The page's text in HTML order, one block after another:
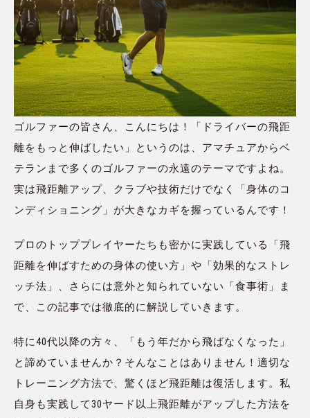
ゴルファーの皆さん、こんにちは！「ドライバーの飛距
離をもっと伸ばしたい」というのは、アマチュアからベ
テランまで多くのゴルファーの永遠のテーマですよね。
実は飛距離アップ、クラブや技術だけでなく「身体のコ
ンディショニング」が大きなカギを握っているんです！
プロのトッププレイヤーたちも密かに実践している「飛
距離を伸ばすための身体の使い方」や「効果的なストレ
ッチ法」、さらには意外と知られていない「食事術」ま
で、この記事では徹底的に解説していきます。
特に40代以降の方々、「もう年だから飛ばなくなった」
と諦めていませんか？そんなことはありません！適切な
トレーニング方法で、驚くほど飛距離は復活します。私
自身も実践して30ヤード以上飛距離がアップした方法を